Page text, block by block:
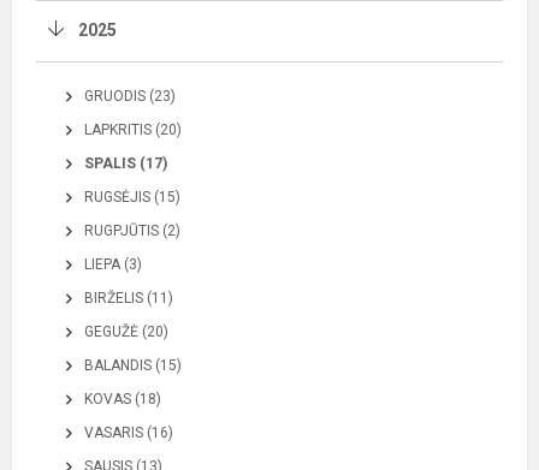
2025
GRUODIS (23)
LAPKRITIS (20)
SPALIS (17)
RUGSĖJIS (15)
RUGPJŪTIS (2)
LIEPA (3)
BIRŽELIS (11)
GEGUŽĖ (20)
BALANDIS (15)
KOVAS (18)
VASARIS (16)
SAUSIS (13)